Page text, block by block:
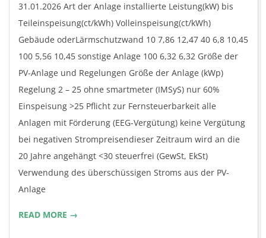
31.01.2026 Art der Anlage installierte Leistung(kW) bis
Teileinspeisung(ct/kWh) Volleinspeisung(ct/kWh)
Gebäude oderLärmschutzwand 10 7,86 12,47 40 6,8 10,45
100 5,56 10,45 sonstige Anlage 100 6,32 6,32 Größe der
PV-Anlage und Regelungen Größe der Anlage (kWp)
Regelung 2 – 25 ohne smartmeter (IMSyS) nur 60%
Einspeisung >25 Pflicht zur Fernsteuerbarkeit alle
Anlagen mit Förderung (EEG-Vergütung) keine Vergütung
bei negativen Strompreisendieser Zeitraum wird an die
20 Jahre angehängt <30 steuerfrei (GewSt, EkSt)
Verwendung des überschüssigen Stroms aus der PV-
Anlage
READ MORE →